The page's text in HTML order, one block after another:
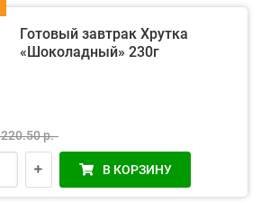
Готовый завтрак Хрутка
«Шоколадный» 230г
220.50 р.
В КОРЗИНУ